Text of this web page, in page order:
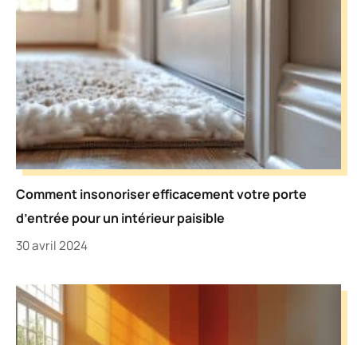
Comment insonoriser efficacement votre porte
d’entrée pour un intérieur paisible
30 avril 2024